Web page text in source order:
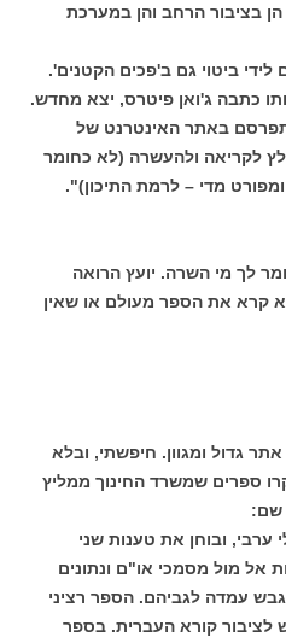
הן בציבור הרחב והן במערכת
ביטוי גם ב'פכים הקטנים'.
כתבה ג'ואן פיטרס, יצא מחדש.
באתר האינטרנט של
לקריאה ולהעשרה (לא כחומר
מדי – לרמת התיכון)".
לך מי השרה. יועץ הרואה
קרא את הספר מעולם או שאין
גדול ומגוון. חיפשתי, ובלא
ספרים שמשרד החינוך ממליץ
שם:
ובוחן את טענות שני
אל מול מסמכי או"ם ונתונים
עמדה לגביהם. הספר רציני
לציבור קורא העברית. בספר